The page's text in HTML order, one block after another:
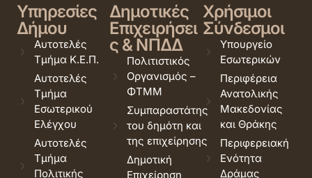
Υπηρεσίες
Δήμου
Αυτοτελές
Τμήμα Κ.Ε.Π.
Αυτοτελές
Τμήμα
Εσωτερικού
Ελέγχου
Αυτοτελές
Τμήμα
Πολιτικής
Δημοτικές
Επιχειρήσει
ς & ΝΠΔΔ
Πολιτιστικός
Οργανισμός –
ΦΤΜΜ
Συμπαραστάτης
του δημότη και
της επιχείρησης
Δημοτική
Επιχείρηση
Χρήσιμοι
Σύνδεσμοι
Υπουργείο
Εσωτερικών
Περιφέρεια
Ανατολικής
Μακεδονίας
και Θράκης
Περιφερειακή
Ενότητα
Δράμας